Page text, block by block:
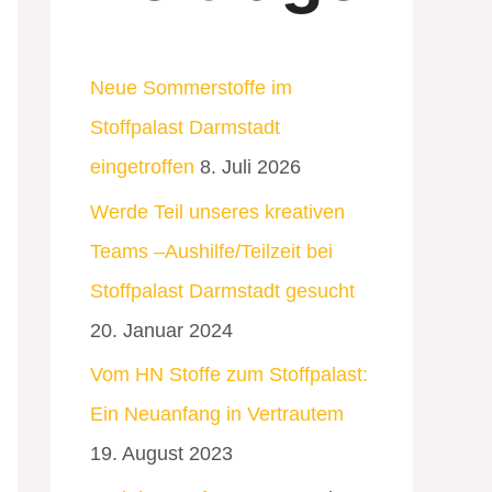
Neue Sommerstoffe im
Stoffpalast Darmstadt
eingetroffen 8. Juli 2026
Werde Teil unseres kreativen
Teams –Aushilfe/Teilzeit bei
Stoffpalast Darmstadt gesucht
20. Januar 2024
Vom HN Stoffe zum Stoffpalast:
Ein Neuanfang in Vertrautem
19. August 2023